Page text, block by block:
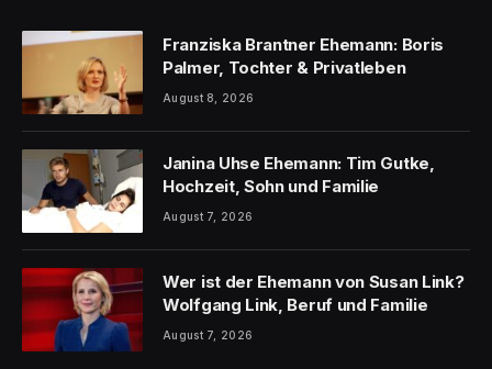
Franziska Brantner Ehemann: Boris
Palmer, Tochter & Privatleben
August 8, 2026
Janina Uhse Ehemann: Tim Gutke,
Hochzeit, Sohn und Familie
August 7, 2026
Wer ist der Ehemann von Susan Link?
Wolfgang Link, Beruf und Familie
August 7, 2026